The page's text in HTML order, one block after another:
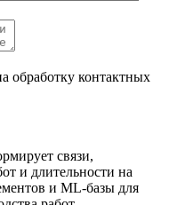
обработку контактных
связи,
и длительности на
и ML-базы для